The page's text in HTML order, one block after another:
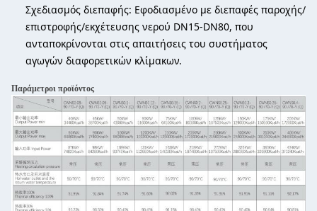
Σχεδιασμός διεπαφής: Εφοδιασμένο με διεπαφές παροχής/
επιστροφής/εκχέτευσης νερού DN15-DN80, που
ανταποκρίνονται στις απαιτήσεις του συστήματος
αγωγών διαφορετικών κλίμακων.
Παράμετροι προϊόντος